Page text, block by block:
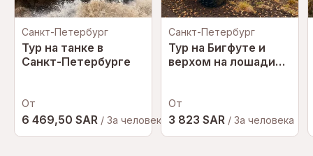
Санкт-Петербург
Тур на танке в
Санкт-Петербурге
От
6 469,50 SAR / За человека
Санкт-Петербург
Тур на Бигфуте и
верхом на лошади
От
3 823 SAR / За человека